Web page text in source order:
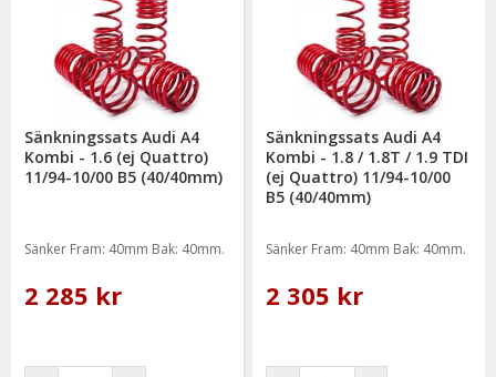
Sänkningssats Audi A4
Kombi - 1.6 (ej Quattro)
11/94-10/00 B5 (40/40mm)
Sänker Fram: 40mm Bak: 40mm.
2 285 kr
Sänkningssats Audi A4
Kombi - 1.8 / 1.8T / 1.9 TDI
(ej Quattro) 11/94-10/00
B5 (40/40mm)
Sänker Fram: 40mm Bak: 40mm.
2 305 kr